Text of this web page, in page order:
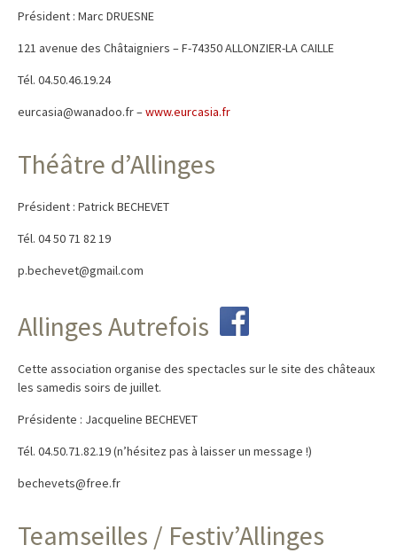
Président : Marc DRUESNE
121 avenue des Châtaigniers – F-74350 ALLONZIER-LA CAILLE
Tél. 04.50.46.19.24
eurcasia@wanadoo.fr –www.eurcasia.fr
Théâtre d’Allinges
Président : Patrick BECHEVET
Tél. 04 50 71 82 19
p.bechevet@gmail.com
Allinges Autrefois
Cette association organise des spectacles sur le site des châteaux
les samedis soirs de juillet.
Présidente : Jacqueline BECHEVET
Tél. 04.50.71.82.19 (n’hésitez pas à laisser un message !)
bechevets@free.fr
Teamseilles / Festiv’Allinges